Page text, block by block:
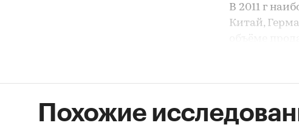
В 2011 г
Китай,
По оценкам
достигнут 7
Похожие